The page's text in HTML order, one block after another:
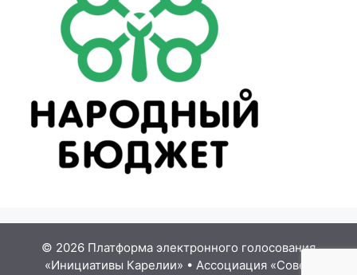
© 2026 Платформа электронного голосования
«Инициативы Карелии» • Ассоциация «Совет